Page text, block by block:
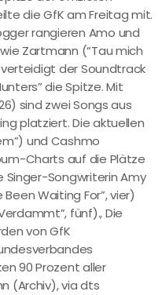
die GfK am Freitag mit.
rangieren Amo und
Zartmann (“Tau mich
der Soundtrack
die Spitze. Mit
sind zwei Songs aus
platziert. Die aktuellen
und Cashmo
Charts auf die Plätze
Singer-Songwriterin Amy
Waiting For”, vier)
fünf)., Die
von GfK
90 Prozent aller
(Archiv), via dts